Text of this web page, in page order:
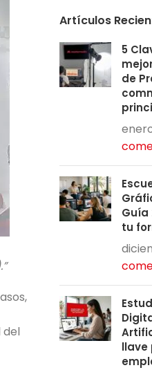
Artículos
5
de
Guía
tu
llave